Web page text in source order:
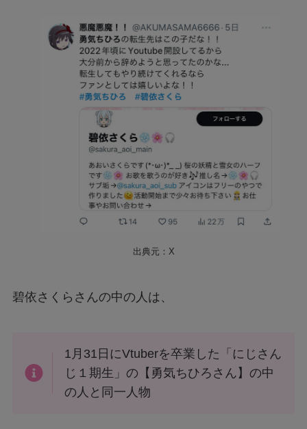
出典元：X
碧依さくらさんの中の人は、
1月31日にVtuberを卒業した「にじさん
じ１期生」の【勇気ちひろさん】の中
の人と同一人物